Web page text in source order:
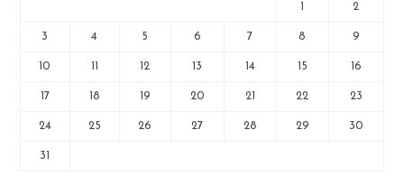
2
3 4 5 6 7 8 9
10 12 13 14 15 16
17 18 19 20 21 22 23
24 25 26 27 28 29 30
31